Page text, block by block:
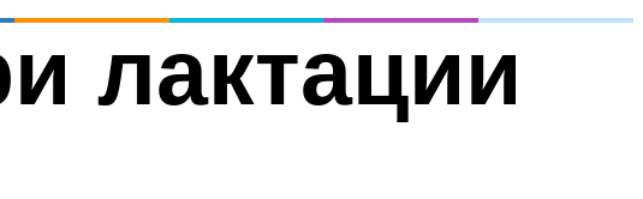
лактации